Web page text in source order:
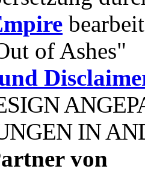
of Ashes"
IN
von